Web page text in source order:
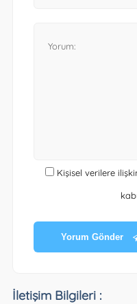
Kişisel verilere
Yorum Gönder
İletişim Bilgileri :